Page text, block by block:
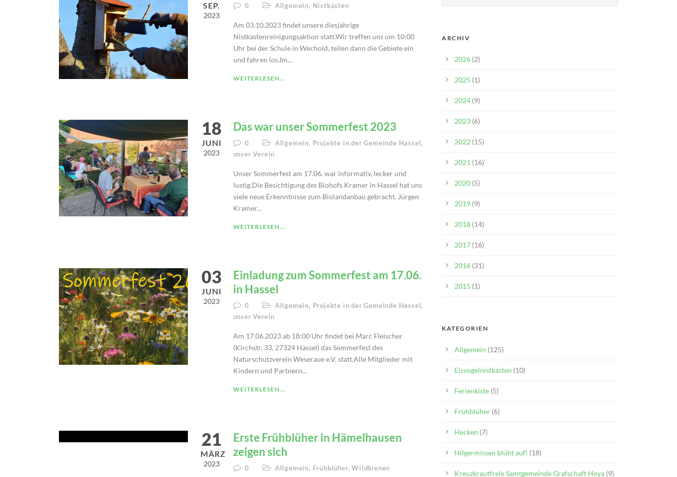
SEP.
2023
0 Allgemein, Nistkästen
Am 03.10.2023 findet unsere diesjährige
Nistkastenreinigungsaktion statt.Wir treffen uns um 10:00
Uhr bei der Schule in Wechold, teilen dann die Gebiete ein
und fahren los.Im...
WEITERLESEN...
18
JUNI
2023
Das war unser Sommerfest 2023
0 Allgemein, Projekte in der Gemeinde Hassel,
unser Verein
Unser Sommerfest am 17.06. war informativ, lecker und
lustig.Die Besichtigung des Biohofs Kramer in Hassel hat uns
viele neue Erkenntnisse zum Biolandanbau gebracht. Jürgen
Kramer...
WEITERLESEN...
03
JUNI
2023
Einladung zum Sommerfest am 17.06.
in Hassel
0 Allgemein, Projekte in der Gemeinde Hassel,
unser Verein
Am 17.06.2023 ab 18:00 Uhr findet bei Marc Fleischer
(Kirchstr. 33, 27324 Hassel) das Sommerfest des
Naturschutzverein Weseraue e.V. statt.Alle Mitglieder mit
Kindern und Partnern...
WEITERLESEN...
21
MÄRZ
2023
Erste Frühblüher in Hämelhausen
zeigen sich
0 Allgemein, Frühblüher, Wildbienen
ARCHIV
2026 (2)
2025 (1)
2024 (9)
2023 (6)
2022 (15)
2021 (16)
2020 (5)
2019 (9)
2018 (14)
2017 (16)
2016 (31)
2015 (1)
KATEGORIEN
Allgemein (125)
Eisvogelnistkasten (10)
Ferienkiste (5)
Frühblüher (6)
Hecken (7)
Hilgermissen blüht auf! (18)
Kreuzkrautfreie Samtgemeinde Grafschaft Hoya (9)